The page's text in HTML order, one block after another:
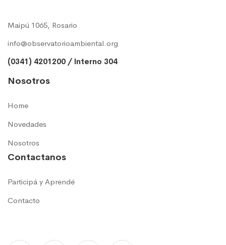
Maipú 1065, Rosario
info@observatorioambiental.org
(0341) 4201200 / Interno 304
Nosotros
Home
Novedades
Nosotros
Contactanos
Participá y Aprendé
Contacto